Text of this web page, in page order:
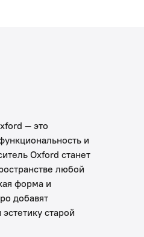
— это
и
Oxford станет
любой
форма и
добавят
старой